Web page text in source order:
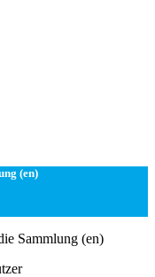
(en)
Sammlung (en)